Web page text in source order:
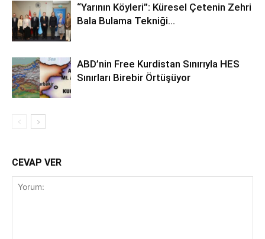
“Yarının Köyleri”: Küresel Çetenin Zehri
Bala Bulama Tekniği…
ABD’nin Free Kurdistan Sınırıyla HES
Sınırları Birebir Örtüşüyor
CEVAP VER